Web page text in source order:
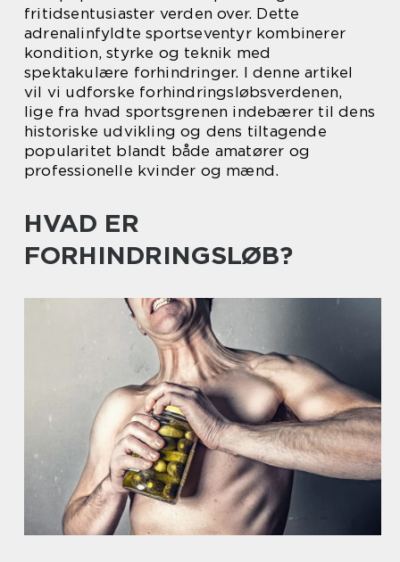
fritidsentusiaster verden over. Dette
adrenalinfyldte sportseventyr kombinerer
kondition, styrke og teknik med
spektakulære forhindringer. I denne artikel
vil vi udforske forhindringsløbsverdenen,
lige fra hvad sportsgrenen indebærer til dens
historiske udvikling og dens tiltagende
popularitet blandt både amatører og
professionelle kvinder og mænd.
HVAD ER
FORHINDRINGSLØB?